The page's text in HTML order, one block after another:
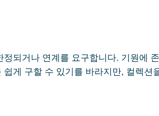
되거나 연계를 요구합니다. 기원에
게 구할 수 있기를 바라지만, 컬렉션